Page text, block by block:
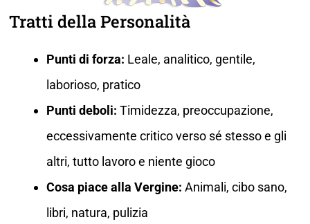
Tratti della Personalità
Punti di forza: Leale, analitico, gentile,
laborioso, pratico
Punti deboli: Timidezza, preoccupazione,
eccessivamente critico verso sé stesso e gli
altri, tutto lavoro e niente gioco
Cosa piace alla Vergine: Animali, cibo sano,
libri, natura, pulizia